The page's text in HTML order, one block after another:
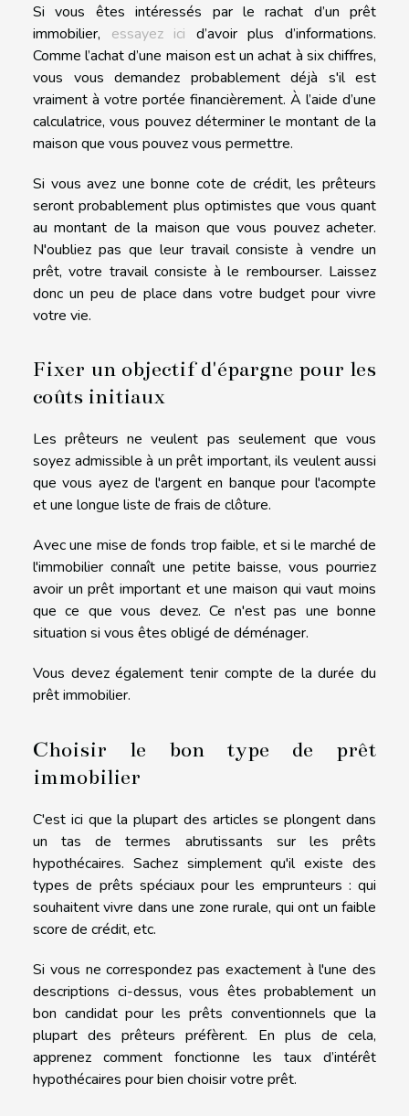
Si vous êtes intéressés par le rachat d’un prêt
immobilier, essayez ici d’avoir plus d’informations.
Comme l’achat d’une maison est un achat à six chiffres,
vous vous demandez probablement déjà s'il est
vraiment à votre portée financièrement. À l’aide d’une
calculatrice, vous pouvez déterminer le montant de la
maison que vous pouvez vous permettre.
Si vous avez une bonne cote de crédit, les prêteurs
seront probablement plus optimistes que vous quant
au montant de la maison que vous pouvez acheter.
N'oubliez pas que leur travail consiste à vendre un
prêt, votre travail consiste à le rembourser. Laissez
donc un peu de place dans votre budget pour vivre
votre vie.
Fixer un objectif d'épargne pour les
coûts initiaux
Les prêteurs ne veulent pas seulement que vous
soyez admissible à un prêt important, ils veulent aussi
que vous ayez de l'argent en banque pour l'acompte
et une longue liste de frais de clôture.
Avec une mise de fonds trop faible, et si le marché de
l'immobilier connaît une petite baisse, vous pourriez
avoir un prêt important et une maison qui vaut moins
que ce que vous devez. Ce n'est pas une bonne
situation si vous êtes obligé de déménager.
Vous devez également tenir compte de la durée du
prêt immobilier.
Choisir le bon type de prêt
immobilier
C'est ici que la plupart des articles se plongent dans
un tas de termes abrutissants sur les prêts
hypothécaires. Sachez simplement qu'il existe des
types de prêts spéciaux pour les emprunteurs : qui
souhaitent vivre dans une zone rurale, qui ont un faible
score de crédit, etc.
Si vous ne correspondez pas exactement à l'une des
descriptions ci-dessus, vous êtes probablement un
bon candidat pour les prêts conventionnels que la
plupart des prêteurs préfèrent. En plus de cela,
apprenez comment fonctionne les taux d’intérêt
hypothécaires pour bien choisir votre prêt.